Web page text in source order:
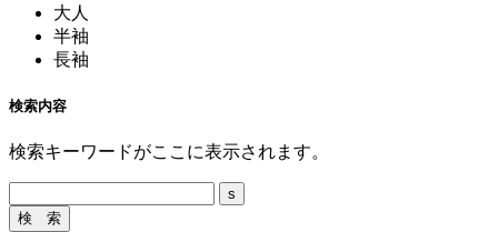
大人
半袖
長袖
検索内容
検索キーワードがここに表示されます。